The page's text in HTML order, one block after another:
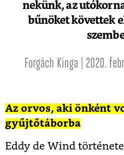
nekünk, az
bűnöket követtek
Forgách Kinga | 2020.
Az orvos, aki önként
gyűjtőtáborba
Eddy de Wind